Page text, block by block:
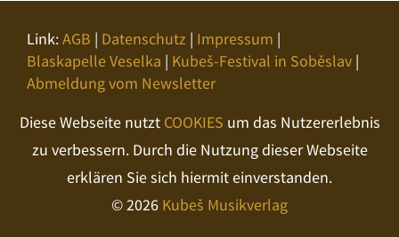
Link:AGB | Datenschutz | Impressum |
Blaskapelle Veselka | Kubeš-Festival in Soběslav |
Abmeldung vom Newsletter
Diese Webseite nutzt COOKIES um das Nutzererlebnis
zu verbessern. Durch die Nutzung dieser Webseite
erklären Sie sich hiermit einverstanden.
© 2026 Kubeš Musikverlag